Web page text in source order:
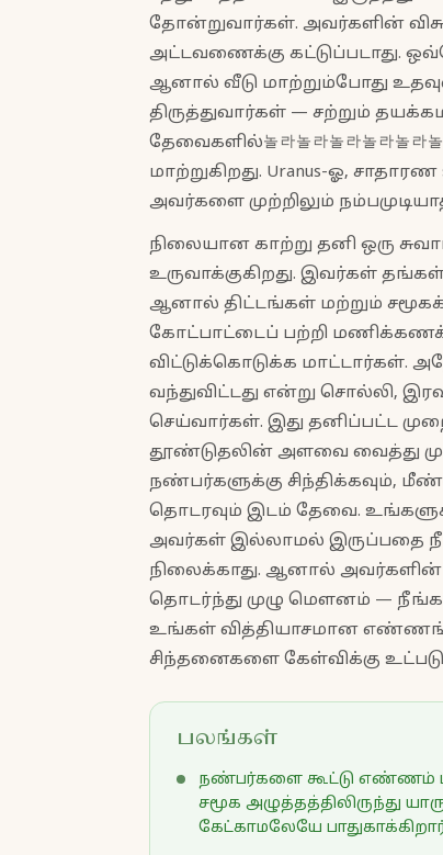
தோன்றுவார்கள். அவர்களின்
அட்டவணைக்கு கட்டுப்படாது.
ஆனால் வீடு மாற்றும்போது
திருத்துவார்கள் — சற்றும்
தேவைகளில்놀라놀라놀라놀라놀
மாற்றுகிறது. Uranus-ஓ,
அவர்களை முற்றிலும்
நிலையான காற்று தனி ஒரு
உருவாக்குகிறது. இவர்கள் தங்கள்
ஆனால் திட்டங்கள் மற்றும்
கோட்பாட்டைப் பற்றி
விட்டுக்கொடுக்க மாட்டார்கள்.
வந்துவிட்டது என்று சொல்லி,
செய்வார்கள். இது தனிப்பட்ட
தூண்டுதலின் அளவை வைத்து
நண்பர்களுக்கு சிந்திக்கவும்,
தொடரவும் இடம் தேவை.
அவர்கள் இல்லாமல் இருப்பதை
நிலைக்காது. ஆனால்
தொடர்ந்து முழு மௌனம் —
உங்கள் வித்தியாசமான
சிந்தனைகளை கேள்விக்கு
பலங்கள்
நண்பர்களை கூட்டு எண்ணம்
சமூக அழுத்தத்திலிருந்து
கேட்காமலேயே